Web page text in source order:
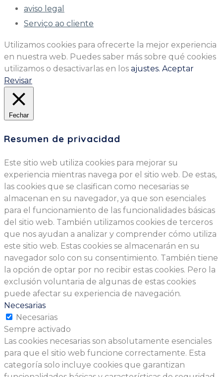
aviso legal
Serviço ao cliente
Utilizamos cookies para ofrecerte la mejor experiencia
en nuestra web. Puedes saber más sobre qué cookies
utilizamos o desactivarlas en los ajustes. Aceptar
Revisar
Fechar
Resumen de privacidad
Este sitio web utiliza cookies para mejorar su
experiencia mientras navega por el sitio web. De estas,
las cookies que se clasifican como necesarias se
almacenan en su navegador, ya que son esenciales
para el funcionamiento de las funcionalidades básicas
del sitio web. También utilizamos cookies de terceros
que nos ayudan a analizar y comprender cómo utiliza
este sitio web. Estas cookies se almacenarán en su
navegador solo con su consentimiento. También tiene
la opción de optar por no recibir estas cookies. Pero la
exclusión voluntaria de algunas de estas cookies
puede afectar su experiencia de navegación.
Necesarias
Necesarias
Sempre activado
Las cookies necesarias son absolutamente esenciales
para que el sitio web funcione correctamente. Esta
categoría solo incluye cookies que garantizan